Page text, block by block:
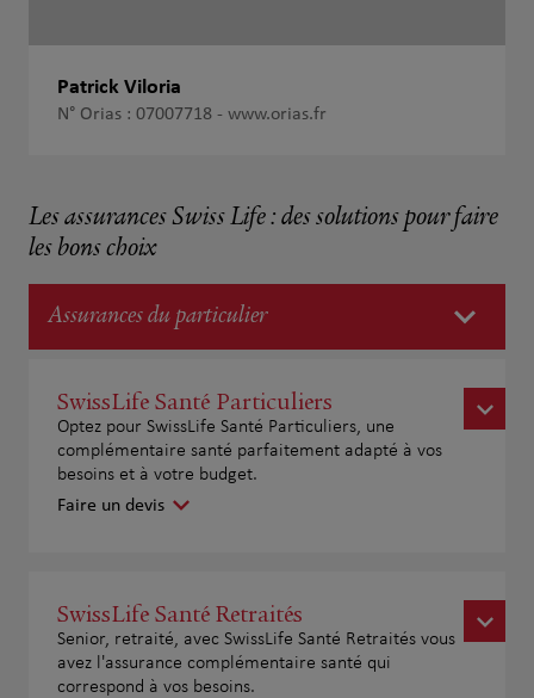
Patrick Viloria
N° Orias : 07007718 - www.orias.fr
Les assurances Swiss Life : des solutions pour faire
les bons choix
Assurances du particulier
SwissLife Santé Particuliers
Optez pour SwissLife Santé Particuliers, une
complémentaire santé parfaitement adapté à vos
besoins et à votre budget.
Faire un devis
SwissLife Santé Retraités
Senior, retraité, avec SwissLife Santé Retraités vous
avez l'assurance complémentaire santé qui
correspond à vos besoins.